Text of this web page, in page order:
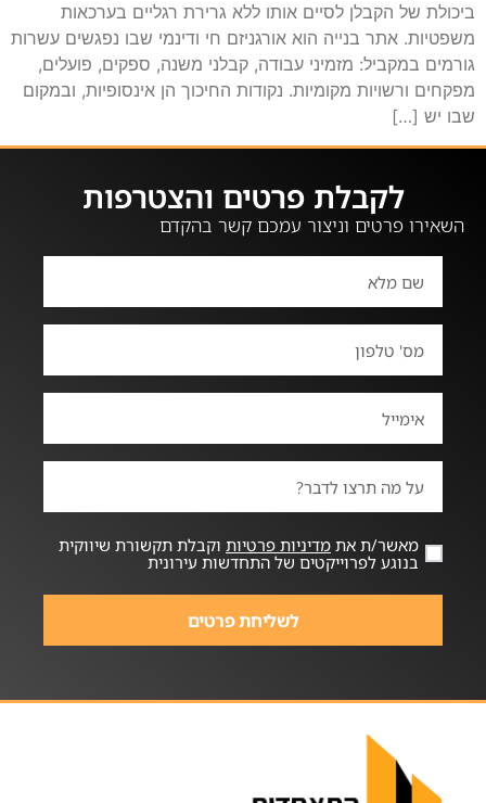
ביכולת של הקבלן לסיים אותו ללא גרירת רגליים בערכאות
משפטיות. אתר בנייה הוא אורגניזם חי ודינמי שבו נפגשים עשרות
גורמים במקביל: מזמיני עבודה, קבלני משנה, ספקים, פועלים,
מפקחים ורשויות מקומיות. נקודות החיכוך הן אינסופיות, ובמקום
שבו יש […]
לקבלת פרטים והצטרפות
השאירו פרטים וניצור עמכם קשר בהקדם
מאשר/ת את מדיניות פרטיות וקבלת תקשורת שיווקית
בנוגע לפרוייקטים של התחדשות עירונית
לשליחת פרטים